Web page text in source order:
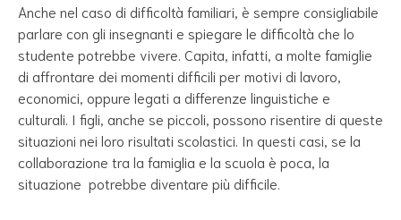
Anche nel caso di difficoltà familiari, è sempre consigliabile
parlare con gli insegnanti e spiegare le difficoltà che lo
studente potrebbe vivere. Capita, infatti, a molte famiglie
di affrontare dei momenti difficili per motivi di lavoro,
economici, oppure legati a differenze linguistiche e
culturali. I figli, anche se piccoli, possono risentire di queste
situazioni nei loro risultati scolastici. In questi casi, se la
collaborazione tra la famiglia e la scuola è poca, la
situazione potrebbe diventare più difficile.